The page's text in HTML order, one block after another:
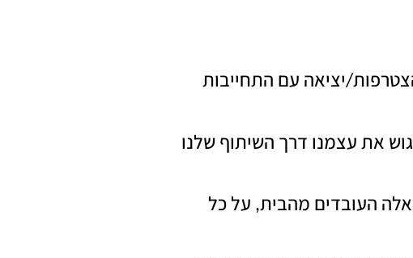
/יציאה עם התחייבות
את עצמנו דרך השיתוף שלנו
העובדים מהבית, על כל